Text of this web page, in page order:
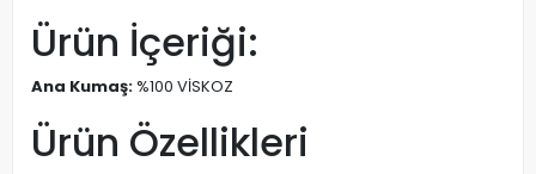
Ürün İçeriği:
Ana Kumaş: %100 VİSKOZ
Ürün Özellikleri